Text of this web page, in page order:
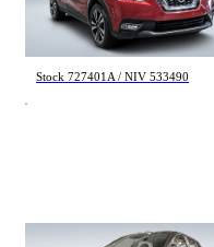
64 823 km
14 998 $
Stock 727401A / NIV 533490